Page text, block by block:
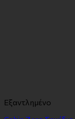
Εξαντλημένο